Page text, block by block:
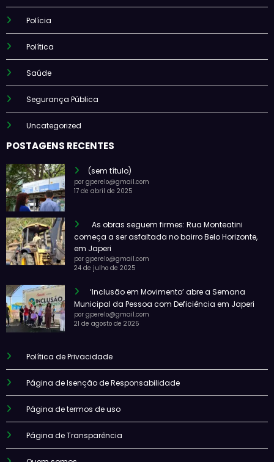
Polícia
Política
Saúde
Segurança Pública
Uncategorized
POSTAGENS RECENTES
(sem título)
por gperelo@gmail.com
17 de abril de 2025
As obras seguem firmes: Rua Monteatini
começa a ser asfaltada no bairro Belo Horizonte,
em Japeri
por gperelo@gmail.com
24 de julho de 2025
‘Inclusão em Movimento’ abre a Semana
Municipal da Pessoa com Deficiência em Japeri
por gperelo@gmail.com
21 de agosto de 2025
Política de Privacidade
Página de Isenção de Responsabilidade
Página de termos de uso
Página de Transparência